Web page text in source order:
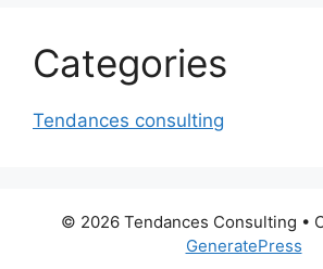
Categories
Tendances consulting
© 2026 Tendances Consulting •
GeneratePress